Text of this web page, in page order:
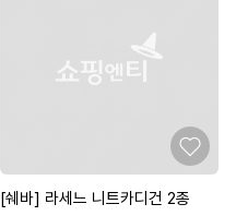
[쉐바] 라세느 니트카디건 2종